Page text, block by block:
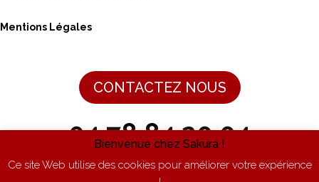
Mentions Légales
CONTACTEZ NOUS
04 78 84 20 04
Du lundi au vendredi de 9h à 17h
Bienvenue chez Sakura !
Ce site Web utilise des cookies pour améliorer votre expérience